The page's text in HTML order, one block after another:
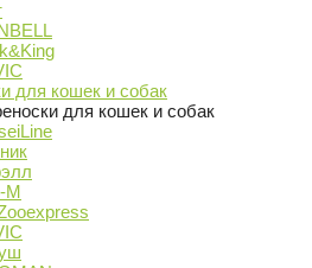
для кошек и собак
для кошек и собак
M